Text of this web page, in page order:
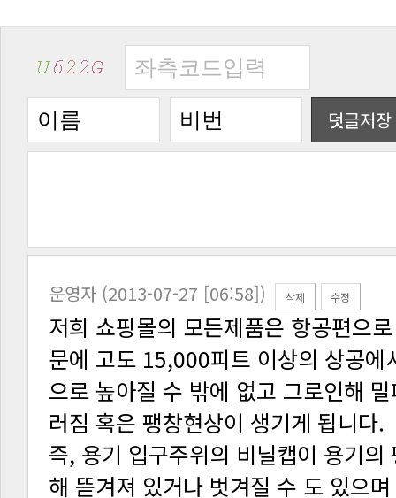
덧글저장
운영자 (2013-07-27 [06:58]) 삭제 수정
러짐 혹은 팽창현상이 생기게 됩니다.